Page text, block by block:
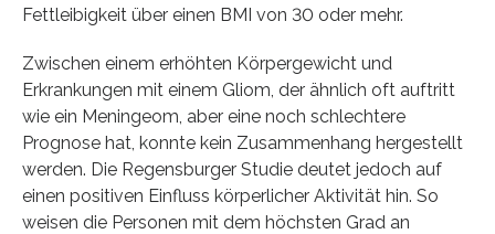
Fettleibigkeit über einen BMI von 30 oder mehr.
Zwischen einem erhöhten Körpergewicht und
Erkrankungen mit einem Gliom, der ähnlich oft auftritt
wie ein Meningeom, aber eine noch schlechtere
Prognose hat, konnte kein Zusammenhang hergestellt
werden. Die Regensburger Studie deutet jedoch auf
einen positiven Einfluss körperlicher Aktivität hin. So
weisen die Personen mit dem höchsten Grad an